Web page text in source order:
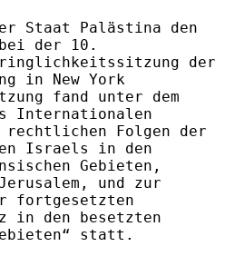
Staat Palästina den
der 10.
der
in New York
fand unter dem
Internationalen
rechtlichen Folgen der
Israels in den
Gebieten,
und zur
fortgesetzten
in den besetzten
statt.